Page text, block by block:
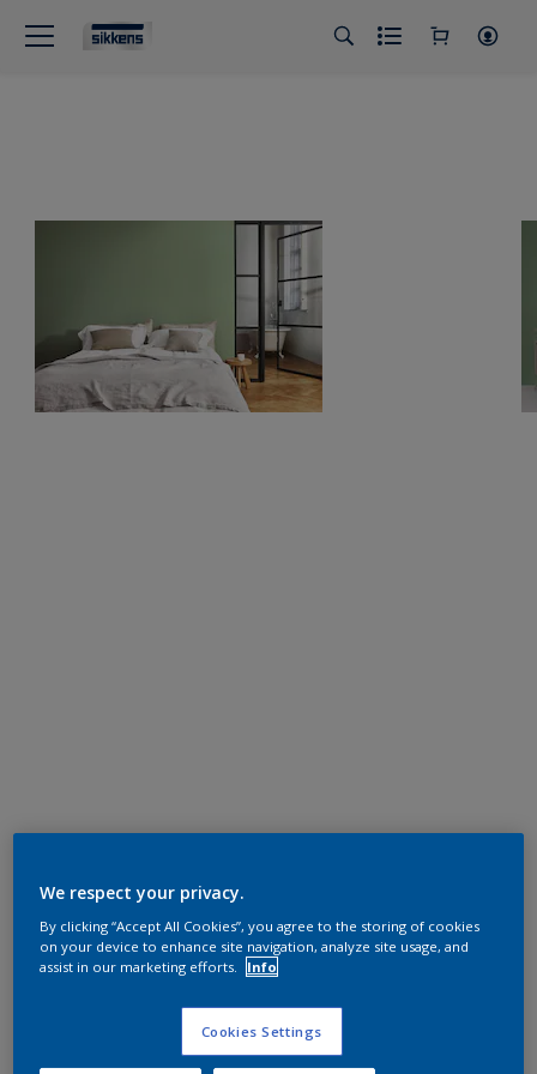
We respect your privacy.
By clicking “Accept All Cookies”, you agree to the storing of cookies
on your device to enhance site navigation, analyze site usage, and
assist in our marketing efforts.
Info
Cookies Settings